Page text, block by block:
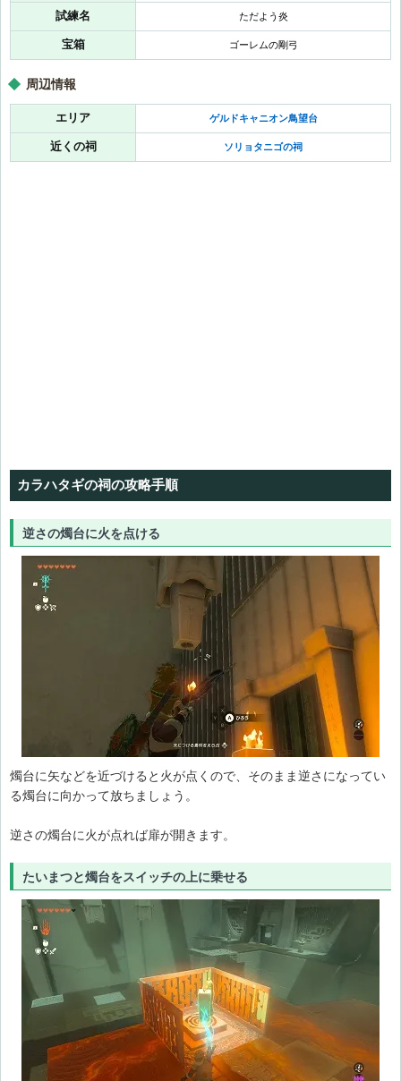
試練名 ただよう炎
宝箱 ゴーレムの剛弓
周辺情報
エリア ゲルドキャニオン鳥望台
近くの祠 ソリョタニゴの祠
カラハタギの祠の攻略手順
逆さの燭台に火を点ける
燭台に矢などを近づけると火が点くので、そのまま逆さになってい
る燭台に向かって放ちましょう。
逆さの燭台に火が点れば扉が開きます。
たいまつと燭台をスイッチの上に乗せる